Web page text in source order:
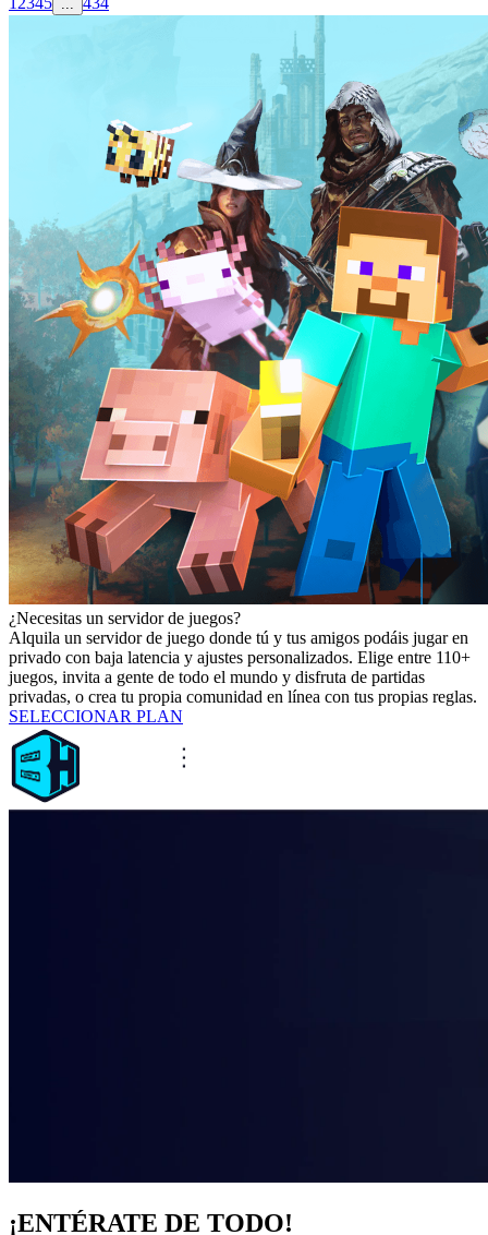
¿Necesitas un servidor de juegos?
Alquila un servidor de juego donde tú y tus amigos podáis jugar en
privado con baja latencia y ajustes personalizados. Elige entre 110+
juegos, invita a gente de todo el mundo y disfruta de partidas
privadas, o crea tu propia comunidad en línea con tus propias reglas.
SELECCIONAR PLAN
¡ENTÉRATE DE TODO!